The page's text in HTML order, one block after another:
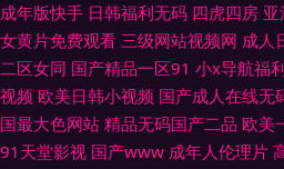
成年版快手 日韩福利无码 四虎四房 亚
女黄片免费观看 三级网站视频网 成人
二区女同 国产精品一区91 小x导航福
视频 欧美日韩小视频 国产成人在线无
国最大色网站 精品无码国产二品 欧美
91天堂影视 国产www 成年人伦理片